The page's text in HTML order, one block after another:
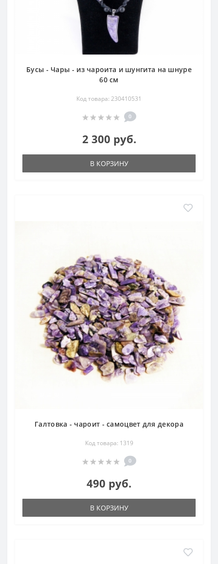
Бусы - Чары - из чароита и шунгита на шнуре
60 см
Код товара: 230410531
0
2 300 руб.
В КОРЗИНУ
Галтовка - чароит - самоцвет для декора
Код товара: 1319
0
490 руб.
В КОРЗИНУ